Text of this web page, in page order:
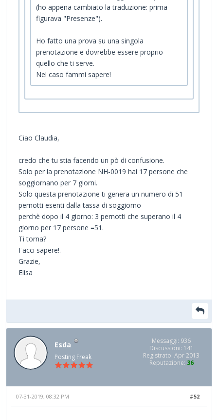
(ho appena cambiato la traduzione: prima
figurava "Presenze").
Ho fatto una prova su una singola
prenotazione e dovrebbe essere proprio
quello che ti serve.
Nel caso fammi sapere!
Ciao Claudia,
credo che tu stia facendo un pò di confusione.
Solo per la prenotazione NH-0019 hai 17 persone che
soggiornano per 7 giorni.
Solo questa prenotazione ti genera un numero di 51
pernotti esenti dalla tassa di soggiorno
perchè dopo il 4 giorno: 3 pernotti che superano il 4
giorno per 17 persone =51.
Ti torna?
Facci sapere!.
Grazie,
Elisa
Esda
Posting Freak
Messaggi: 936
Discussioni: 141
Registrato: Apr 2013
Reputazione: 36
#52
07-31-2019, 08:32 PM